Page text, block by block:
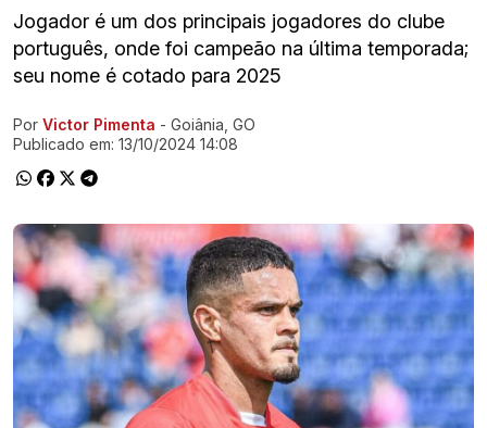
Jogador é um dos principais jogadores do clube
português, onde foi campeão na última temporada;
seu nome é cotado para 2025
Ir direto pra matéria
Por Victor Pimenta - Goiânia, GO
Publicado em: 13/10/2024 14:08